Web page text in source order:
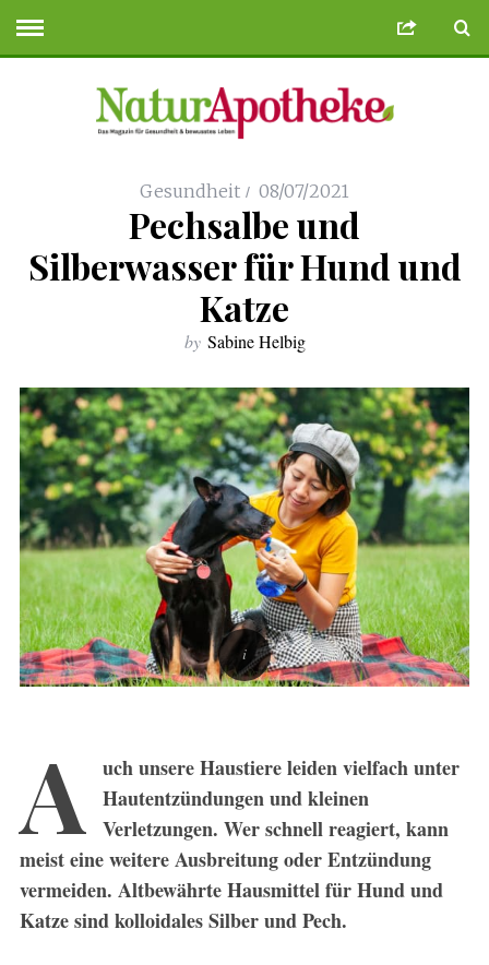
Deneme Bonusu Veren Sitelergeminibikes.com
Gesundheit 08/07/2021
Pechsalbe und
Silberwasser für Hund und
Katze
by Sabine Helbig
A uch unsere Haustiere leiden vielfach unter
Hautentzündungen und kleinen
Verletzungen. Wer schnell reagiert, kann
meist eine weitere Ausbreitung oder Entzündung
vermeiden. Altbewährte Hausmittel für Hund und
Katze sind kolloidales Silber und Pech.